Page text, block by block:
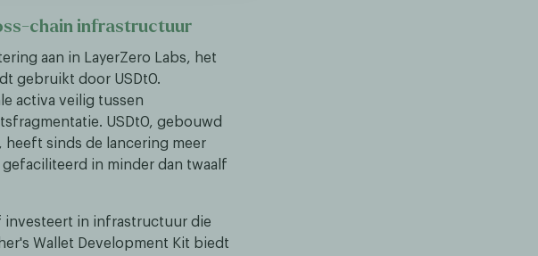
chain infrastructuur
aan in LayerZero Labs, het
gebruikt door USDt0.
activa veilig tussen
USDt0, gebouwd
heeft sinds de lancering meer
in minder dan twaalf
investeert in infrastructuur die
Wallet Development Kit biedt